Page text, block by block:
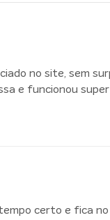
no site, sem
e funcionou super
certo e fica